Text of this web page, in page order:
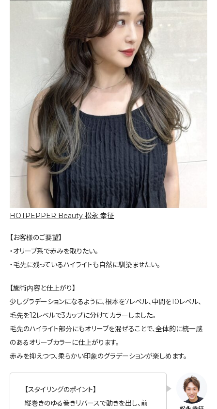
HOTPEPPER Beauty 松永 幸征
【お客様のご要望】
・オリーブ系で赤みを取りたい。
・毛先に残っているハイライトも自然に馴染ませたい。
【施術内容と仕上がり】
少しグラデーションになるように、根本を7レベル、中間を10レベル、
毛先を12レベルで3カップに分けてカラーしました。
毛先のハイライト部分にもオリーブを混ぜることで、全体的に統一感
のあるオリーブカラーに仕上がります。
赤みを抑えつつ、柔らかい印象のグラデーションが楽しめます。
【スタイリングのポイント】
縦巻きのゆる巻きリバースで動きを出し、前